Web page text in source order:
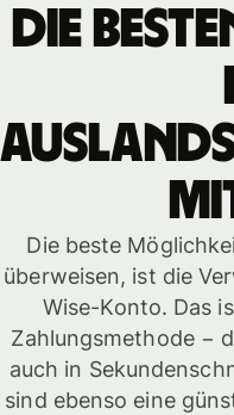
Die
Die beste
überweisen, ist die
Wise-Konto. Das
Zahlungsmethode −
auch in
sind ebenso eine